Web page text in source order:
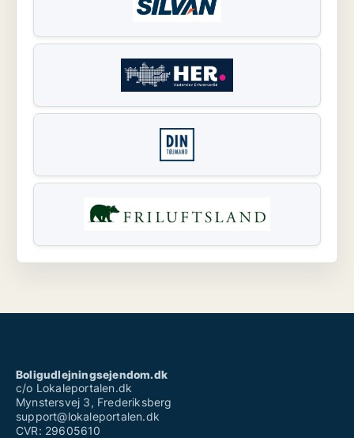
Boligudlejningsejendom.dk
c/o Lokaleportalen.dk
Mynstersvej 3, Frederiksberg
support@lokaleportalen.dk
CVR: 29605610